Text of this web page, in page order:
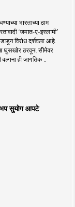
भारताच्या ठाम
‘जमात-ए-इस्लामी’
विरोध दर्शवला आहे.
घुसखोर ठरवून, सीमेवर
ही जागतिक ..
सुयोग आपटे